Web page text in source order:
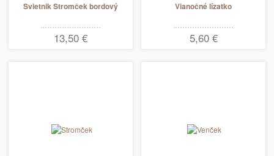
Svietnik Stromček bordový
13,50 €
Vianočné lízatko
5,60 €